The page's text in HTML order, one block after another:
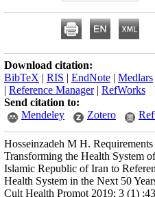
Download citation:
BibTeX | RIS | EndNote | Medlars
| Reference Manager| RefWorks
Send citation to:
Mendeley
Zotero
Hosseinzadeh M H.
Transforming the Health System
Islamic Republic of Iran to
Health System in the Next 50
Cult Health Promot 2019; 3 (1)